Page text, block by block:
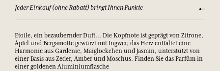
Jeder Einkauf (ohne Rabatt) bringt Ihnen Punkte Sehen
Etoile, ein bezaubernder Duft... Die Kopfnote ist geprägt von Zitrone,
Apfel und Bergamotte gewürzt mit Ingwer, das Herz entfaltet eine
Harmonie aus Gardenie, Maiglöckchen und Jasmin, unterstützt von
einer Basis aus Zeder, Amber und Moschus. Finden Sie das Parfüm in
einer goldenen Aluminiumflasche